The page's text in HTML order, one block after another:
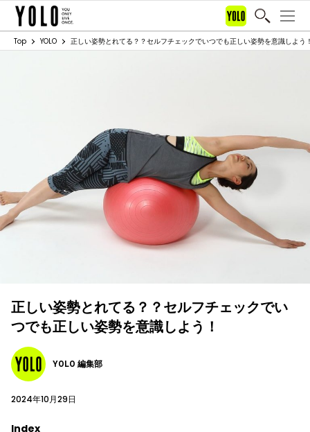
Top YOLO 正しい姿勢とれてる？？セルフチェックでいつでも正しい姿勢を意識しよう
正しい姿勢とれてる？？セルフチェックでい
つでも正しい姿勢を意識しよう！
YOLO 編集部
2024年10月29日
Index